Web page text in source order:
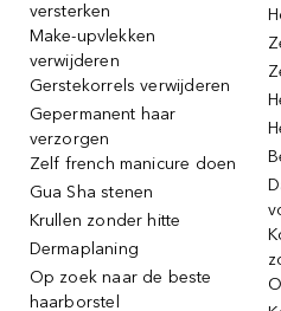
versterken
Make-upvlekken
verwijderen
Gerstekorrels verwijderen
Gepermanent haar
verzorgen
Zelf french manicure doen
Gua Sha stenen
Krullen zonder hitte
Dermaplaning
Op zoek naar de beste
haarborstel